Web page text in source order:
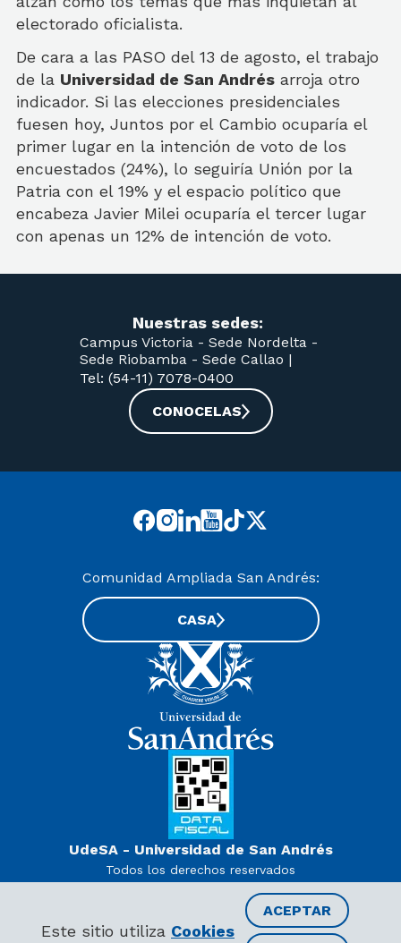
electorado oficialista.
De cara a las PASO del 13 de agosto, el trabajo
de la Universidad de San Andrés arroja otro
indicador. Si las elecciones presidenciales
fuesen hoy, Juntos por el Cambio ocuparía el
primer lugar en la intención de voto de los
encuestados (24%), lo seguiría Unión por la
Patria con el 19% y el espacio político que
encabeza Javier Milei ocuparía el tercer lugar
con apenas un 12% de intención de voto.
Este sitio utiliza Cookies
ACEPTAR
Nuestras sedes:
Campus Victoria - Sede Nordelta -
Sede Riobamba - Sede Callao |
Tel: (54-11) 7078-0400
CONOCELAS
UdeSA - Universidad de San Andrés
Todos los derechos reservados
Decreto PEN 978/07
Comunidad Ampliada San Andrés:
CASA